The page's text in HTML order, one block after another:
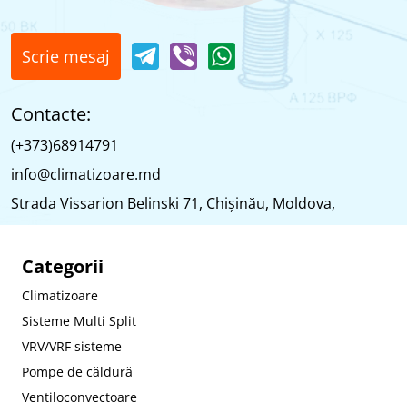
Scrie mesaj
Contacte:
(+373)68914791
info@climatizoare.md
Strada Vissarion Belinski 71, Chişinău, Moldova,
Categorii
Climatizoare
Sisteme Multi Split
VRV/VRF sisteme
Pompe de căldură
Ventiloconvectoare